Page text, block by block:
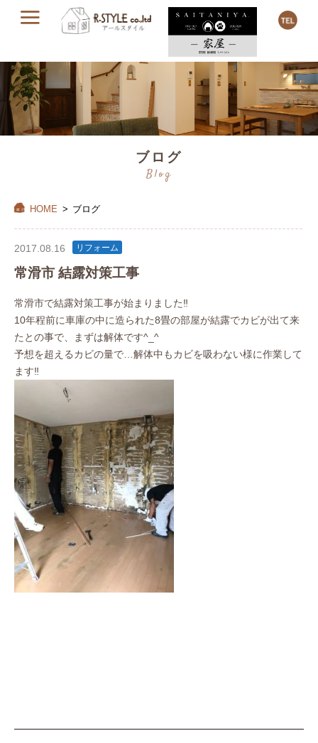
ブログ
Blog
HOME > ブログ
2017.08.16 リフォーム
常滑市 結露対策工事
常滑市で結露対策工事が始まりました‼︎
10年程前に車庫の中に造られた8畳の部屋が結露でカビが出て来
たとの事で、まずは解体です^_^
予想を超えるカビの量で… 解体中もカビを吸わない様に作業して
ます‼︎